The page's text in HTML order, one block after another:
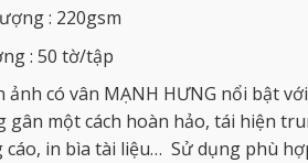
: 220gsm
: 50 tờ/tập
ảnh có vân MẠNH HƯNG nổi bật
gân một cách hoàn hảo, tái hiện
cáo, in bìa tài liệu… Sử dụng phù